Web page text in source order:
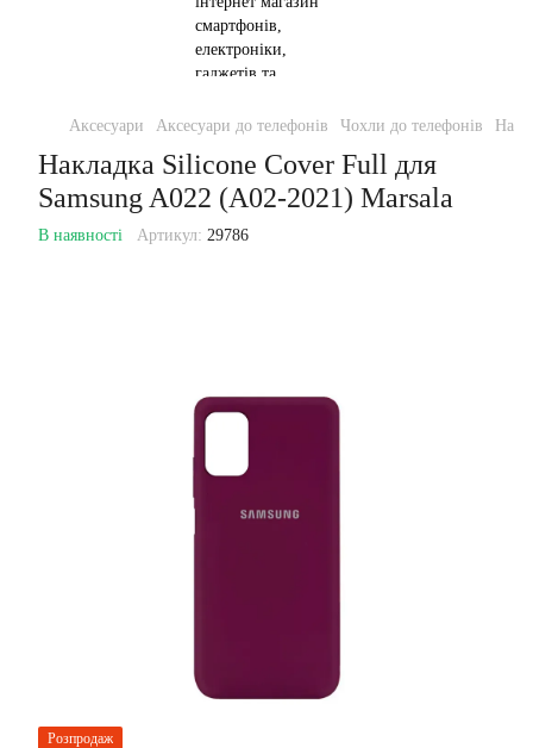
Аксесуари Аксесуари до телефонів Чохли до телефонів
Накладка Silicone Cover Full для
Samsung A022 (A02-2021) Marsala
В наявності Артикул: 29786
Розпродаж